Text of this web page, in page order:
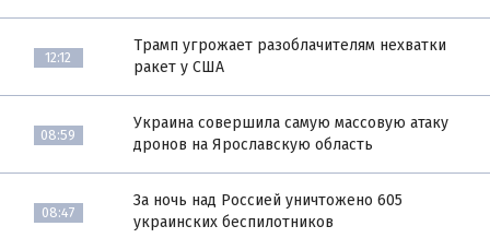
12:12
Трамп угрожает разоблачителям нехватки
ракет у США
08:59
Украина совершила самую массовую атаку
дронов на Ярославскую область
08:47
За ночь над Россией уничтожено 605
украинских беспилотников